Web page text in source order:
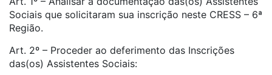
Sociais que solicitaram sua inscrição neste CRESS – 6ª
Região.
Art. 2º – Proceder ao deferimento das Inscrições
das(os) Assistentes Sociais: